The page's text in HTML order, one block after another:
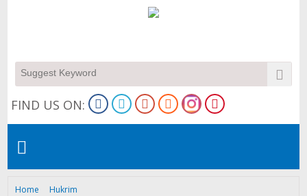
FIND US ON:
Home
Hukrim